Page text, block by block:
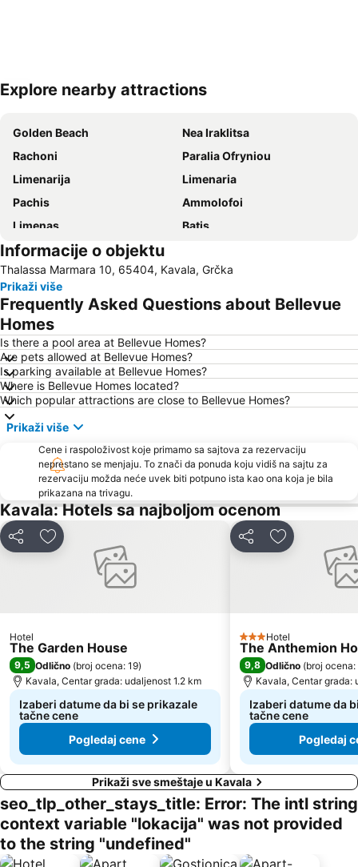
Explore nearby attractions
Golden Beach
Nea Iraklitsa
Rachoni
Paralia Ofryniou
Limenarija
Limenaria
Pachis
Ammolofoi
Limenas
Βatis
Pristanište Ormos Prinos
Mermerna plaža
Sarakina
Plaža Pefkari
Psili Ammos
Nea Peramos
Makryammos
Irakleitsa Αlana
Keramoti
Skala Marion
Traditional Settlement of Panagia
Toska
Τimios Stavros
Ammoglossa - Keramoti
Port of Kavala
Kavala International Airport
Dassilio Prinou
Νοtos
Astrida
Plaža Glastres
Kazaviti
Rossogremos
Thassos Festival
Traditional Settlement of Kastro
Informacije o objektu
Thalassa Marmara 10, 65404, Kavala, Grčka
Prikaži više
Frequently Asked Questions about Bellevue
Homes
Is there a pool area at Bellevue Homes?
Are pets allowed at Bellevue Homes?
Is parking available at Bellevue Homes?
Where is Bellevue Homes located?
Which popular attractions are close to Bellevue Homes?
Prikaži više
Cene i raspoloživost koje primamo sa sajtova za rezervaciju
neprestano se menjaju. To znači da ponuda koju vidiš na sajtu za
rezervaciju možda neće uvek biti potpuno ista kao ona koja je bila
prikazana na trivagu.
Kavala: Hotels sa najboljom ocenom
Deli Dodati u favorite
Hotel
The Garden House
9,5 Odlično (broj ocena: 19)
Kavala, Centar grada: udaljenost 1.2 km
Izaberi datume da bi se prikazale
tačne cene
Pogledaj cene
Deli Dodati u
3 Zvezdice
Hotel
The Anthemion
9,8 Odlično (broj
Kavala, Centar grada:
Izaberi datume da
tačne cene
Pogledaj
Prikaži sve smeštaje u Kavala
seo_tlp_other_stays_title: Error: The intl string
context variable "lokacija" was not provided
to the string "undefined"